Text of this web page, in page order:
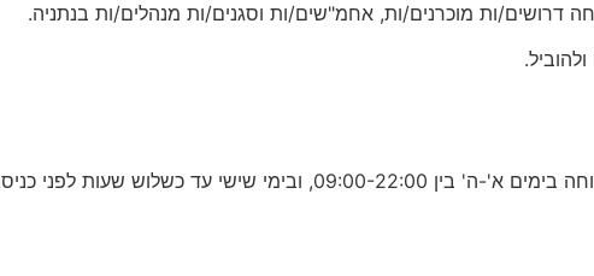
דרושים/ות מוכרנים/ות, אחמ"שים/ות וסגנים/ות מנהלים/ות בנתניה.
שעות לפני כניסת שבת) – ללא אילוצים – חובה.